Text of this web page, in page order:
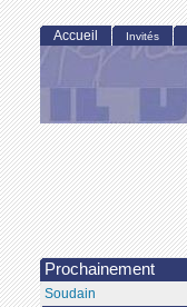
Accueil Invités
Prochainement
Soudain